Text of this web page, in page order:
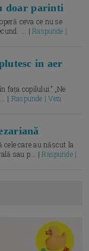
doar parinti
ceva ce nu se
... |Raspunde |
in aer
fața copilului.” „Ne
| Raspunde | Vezi
care au născut la
sau p... |Raspunde |